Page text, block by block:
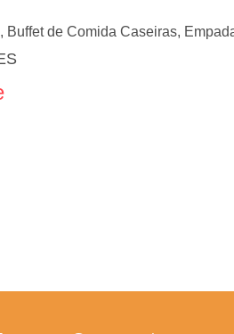
de Comida Caseiras,